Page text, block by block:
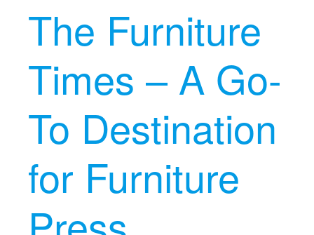
The Furniture
Times – A Go-
To Destination
for Furniture